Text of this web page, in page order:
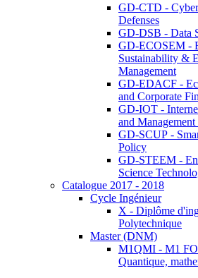
GD-CTD -
Defenses
GD-DSB - Data
GD-ECOSEM -
Sustainability &
Management
GD-EDACF -
and Corporate
GD-IOT -
and
GD-SCUP -
Policy
GD-STEEM -
Science
Catalogue 2017 - 2018
Cycle Ingénieur
X - Diplôme
Polytechnique
Master (DNM)
M1QMI - M1
Quantique,